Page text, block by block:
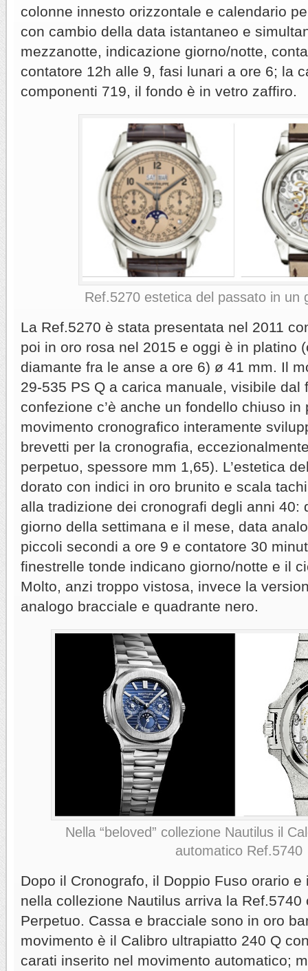
colonne innesto orizzontale e calendario
con cambio della data istantaneo e
mezzanotte, indicazione giorno/notte,
contatore 12h alle 9, fasi lunari a ore 6; la
componenti 719, il fondo è in vetro zaffiro.
Ref.5270 estetica del passato in un
La Ref.5270 è stata presentata nel 2011
poi in oro rosa nel 2015 e oggi è in platino
diamante fra le anse a ore 6) ø 41 mm. Il
29-535 PS Q a carica manuale, visibile dal
confezione c’è anche un fondello chiuso in
movimento cronografico interamente
brevetti per la cronografia,
perpetuo, spessore mm 1,65). L’estetica
dorato con indici in oro brunito e scala
alla tradizione dei cronografi degli anni 40:
giorno della settimana e il mese, data
piccoli secondi a ore 9 e contatore 30
finestrelle tonde indicano giorno/notte e il
Molto, anzi troppo vistosa, invece la
analogo bracciale e quadrante nero.
Nella “beloved” collezione Nautilus il
automatico Ref.5740
Dopo il Cronografo, il Doppio Fuso orario
nella collezione Nautilus arriva la Ref.5740
Perpetuo. Cassa e bracciale sono in oro
movimento è il Calibro ultrapiatto 240 Q
carati inserito nel movimento automatico;